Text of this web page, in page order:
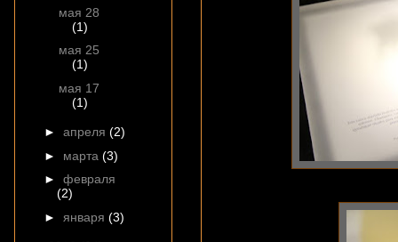
мая 28
(1)
мая 25
(1)
мая 17
(1)
► апреля (2)
► марта (3)
► февраля
(2)
► января (3)